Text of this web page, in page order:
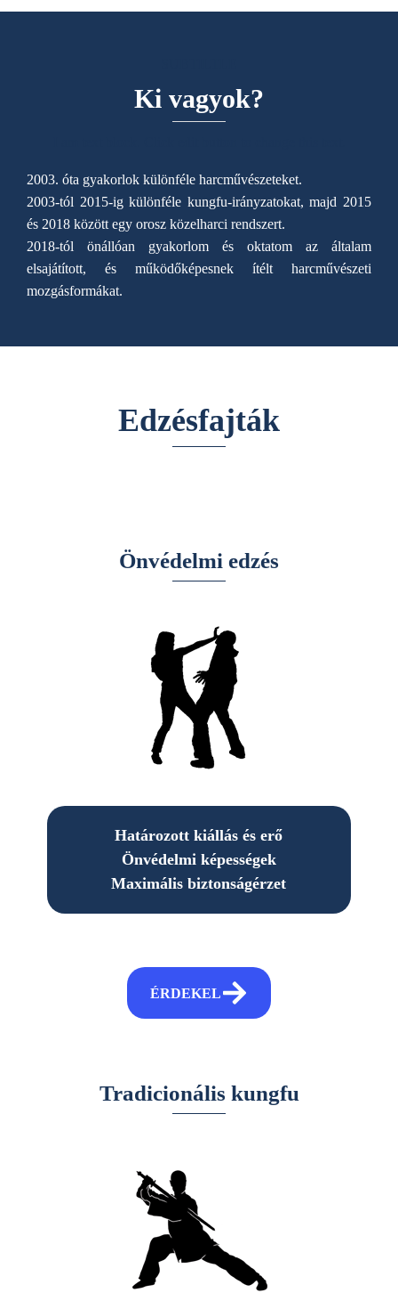
Ki vagyok?
2003. óta gyakorlok különféle harcművészeteket.
2003-tól 2015-ig különféle kungfu-irányzatokat, majd 2015
és 2018 között egy orosz közelharci rendszert.
2018-tól önállóan gyakorlom és oktatom az általam
elsajátított, és működőképesnek ítélt harcművészeti
mozgásformákat.
Edzésfajták
Önvédelmi edzés
Határozott kiállás és erő
Önvédelmi képességek
Maximális biztonságérzet
ÉRDEKEL
Tradicionális kungfu